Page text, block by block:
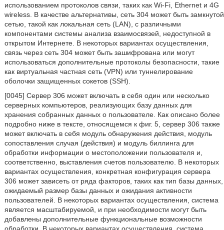
использованием протоколов связи, таких как Wi-Fi, Ethernet и 4G
wireless. В качестве альтернативы, сеть 304 может быть замкнутой
сетью, такой как локальная сеть (LAN), с различными
компонентами системы анализа взаимосвязей, недоступной в
открытом Интернете. В некоторых вариантах осуществления,
связь через сеть 304 может быть зашифрована или могут
использоваться дополнительные протоколы безопасности, такие
как виртуальная частная сеть (VPN) или туннелирование
оболочки защищенных сокетов (SSH).
[0045] Сервер 306 может включать в себя один или несколько
серверных компьютеров, реализующих базу данных для
хранения собранных данных о пользователе. Как описано более
подробно ниже в тексте, относящемся к фиг. 5, сервер 306 также
может включать в себя модуль обнаружения действия, модуль
сопоставления случая (действия) и модуль биллинга для
обработки информации о местоположении пользователя и,
соответственно, выставления счетов пользователю. В некоторых
вариантах осуществления, конкретная конфигурация сервера
306 может зависеть от ряда факторов, таких как тип базы данных,
ожидаемый размер базы данных и ожидания активности
пользователей. В некоторых вариантах осуществления, система
является масштабируемой, и при необходимости могут быть
добавлены дополнительные функциональные возможности